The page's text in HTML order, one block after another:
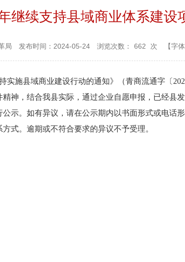
继续支持县域商业体系建设
局 发布时间：2024-05-24 浏览次数： 662 次 【字体
实施县域商业建设行动的通知》（青商流通字〔
神，结合我县实际，通过企业自愿申报，已经县
示。如有异议，请在公示期内以书面形式或电话
式。逾期或不符合要求的异议不予受理。